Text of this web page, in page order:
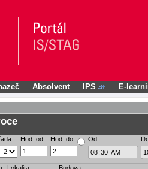
Absolvent IPS E-
Hod. od Hod. do Od
Lokalita Budova